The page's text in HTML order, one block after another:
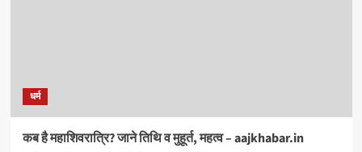
धर्म
कब है महाशिवरात्रि? जाने तिथि‍ व मुहूर्त, महत्व – aajkhabar.in